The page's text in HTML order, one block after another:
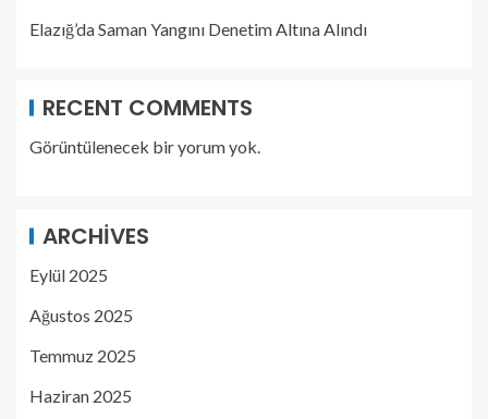
Elazığ’da Saman Yangını Denetim Altına Alındı
RECENT COMMENTS
Görüntülenecek bir yorum yok.
ARCHIVES
Eylül 2025
Ağustos 2025
Temmuz 2025
Haziran 2025